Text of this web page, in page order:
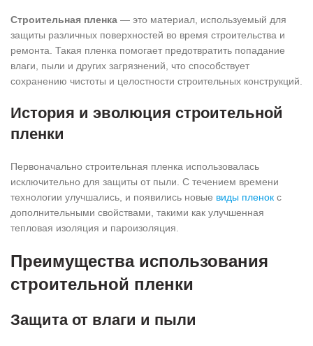
Строительная пленка — это материал, используемый для
защиты различных поверхностей во время строительства и
ремонта. Такая пленка помогает предотвратить попадание
влаги, пыли и других загрязнений, что способствует
сохранению чистоты и целостности строительных конструкций.
История и эволюция строительной
пленки
Первоначально строительная пленка использовалась
исключительно для защиты от пыли. С течением времени
технологии улучшались, и появились новые виды пленок с
дополнительными свойствами, такими как улучшенная
тепловая изоляция и пароизоляция.
Преимущества использования
строительной пленки
Защита от влаги и пыли